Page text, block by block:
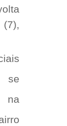
se
na